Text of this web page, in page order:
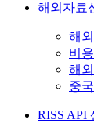
해외자료
해
비
해
중
RISS API